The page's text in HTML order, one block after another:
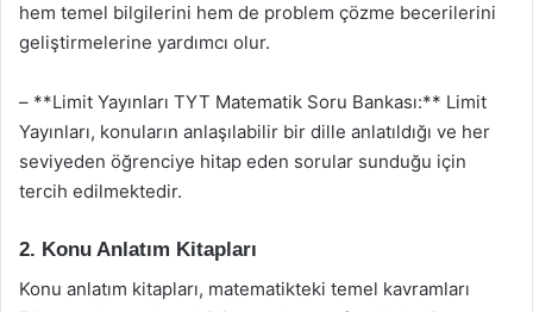
hem temel bilgilerini hem de problem çözme becerilerini
geliştirmelerine yardımcı olur.
– **Limit Yayınları TYT Matematik Soru Bankası:** Limit
Yayınları, konuların anlaşılabilir bir dille anlatıldığı ve her
seviyeden öğrenciye hitap eden sorular sunduğu için
tercih edilmektedir.
2. Konu Anlatım Kitapları
Konu anlatım kitapları, matematikteki temel kavramları